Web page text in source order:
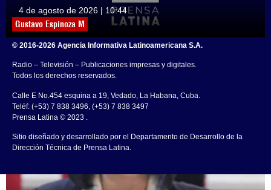
4 de agosto de 2026 | 10:44
Gustavo Espinoza M
© 2016-2026 Agencia Informativa Latinoamericana S.A.
Radio – Televisión – Publicaciones impresas y digitales.
Todos los derechos reservados.
Calle E No.454 esquina a 19, Vedado, La Habana, Cuba.
Teléf: (+53) 7 838 3496, (+53) 7 838 3497
Prensa Latina © 2023 .
Sitio diseñado y desarrollado por el Departamento de Desarrollo de la
Dirección Técnica de Prensa Latina.